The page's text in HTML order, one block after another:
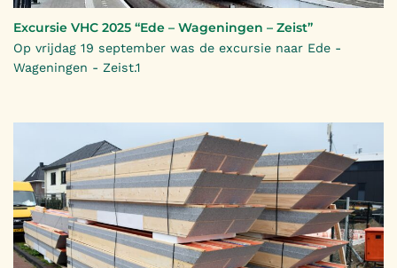
Excursie VHC 2025 “Ede – Wageningen – Zeist”
Op vrijdag 19 september was de excursie naar Ede -
Wageningen - Zeist.1